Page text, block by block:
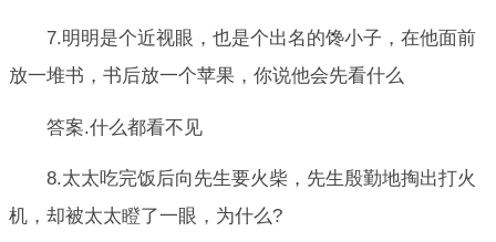
7.明明是个近视眼，也是个出名的馋小子，在他面前
放一堆书，书后放一个苹果，你说他会先看什么
答案.什么都看不见
8.太太吃完饭后向先生要火柴，先生殷勤地掏出打火
机，却被太太瞪了一眼，为什么?